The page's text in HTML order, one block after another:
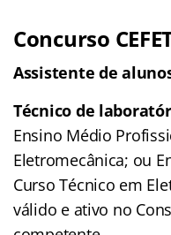
Concurso
Assistente de
Técnico de
Ensino Médio
Eletromecânica; ou
Curso Técnico em
válido e ativo no